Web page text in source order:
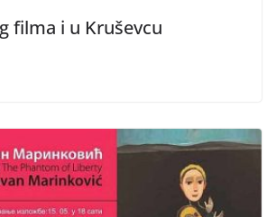
filma i u Kruševcu